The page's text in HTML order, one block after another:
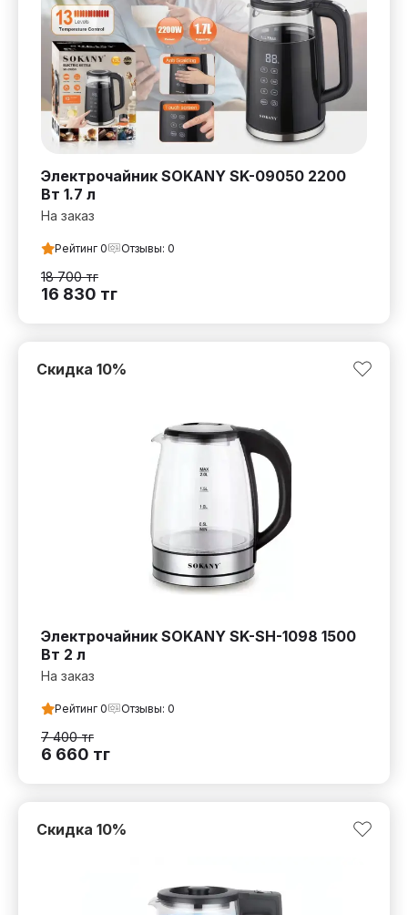
Электрочайник SOKANY SK-09050 2200
Вт 1.7 л
На заказ
Рейтинг 0 Отзывы: 0
18 700тг
16 830 тг
Электрочайник SOKANY SK-SH-1098 1500
Вт 2 л
Скидка 10%
На заказ
Рейтинг 0 Отзывы: 0
7 400тг
6 660 тг
Скидка 10%